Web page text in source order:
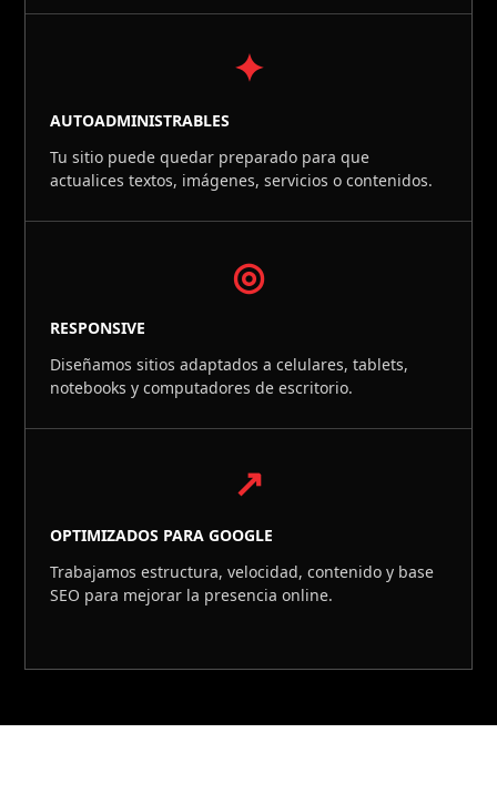
✦
AUTOADMINISTRABLES
Tu sitio puede quedar preparado para que
actualices textos, imágenes, servicios o contenidos.
◎
RESPONSIVE
Diseñamos sitios adaptados a celulares, tablets,
notebooks y computadores de escritorio.
↗
OPTIMIZADOS PARA GOOGLE
Trabajamos estructura, velocidad, contenido y base
SEO para mejorar la presencia online.